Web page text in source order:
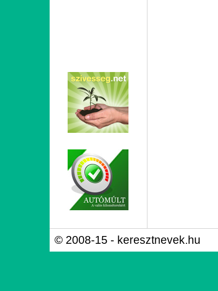
© 2008-15 - keresztnevek.hu